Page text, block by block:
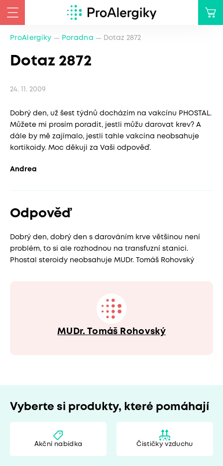
ProAlergiky Poradna Dotaz 2872
Dotaz 2872
24. 11. 2009
Dobrý den, už šest týdnů docházím na vakcínu PHOSTAL.
Můžete mi prosím poradit, jestli můžu darovat krev? A
dále by mě zajímalo, jestli tahle vakcína neobsahuje
kortikoidy. Moc děkuji za Vaši odpověď.
Andrea
Odpověď
Dobrý den, dobrý den s darováním krve většinou není
problém, to si ale rozhodnou na transfuzní stanici.
Phostal steroidy neobsahuje MUDr. Tomáš Rohovský
MUDr. Tomáš Rohovský
Vyberte si produkty, které pomáhají
Akční nabídka Čističky vzduchu